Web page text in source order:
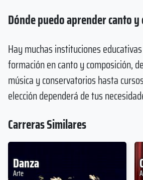
Dónde puedo aprender canto
Hay muchas instituciones
formación en canto y composición,
música y conservatorios hasta
elección dependerá de tus
Carreras Similares
Danza
Arte